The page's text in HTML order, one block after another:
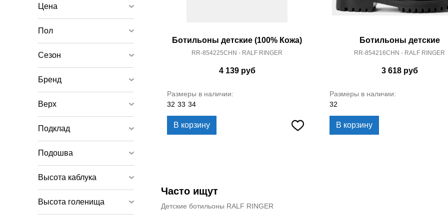
Цена
Пол
Сезон
Бренд
Верх
Подклад
Подошва
Высота каблука
Высота голенища
Ботильоны детские (100% Кожа)
RR-854225CHN - RALF RINGER
4 139руб
Размеры в наличии:
32 33 34
В корзину
Ботильоны детские
RR-854216CHN - RALF RINGER
3 618руб
Размеры в наличии:
32
В корзину
Часто ищут
Детские ботильоны RALF RINGER